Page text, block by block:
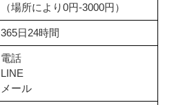
（場所により0円-3000円）
365日24時間
電話
LINE
メール